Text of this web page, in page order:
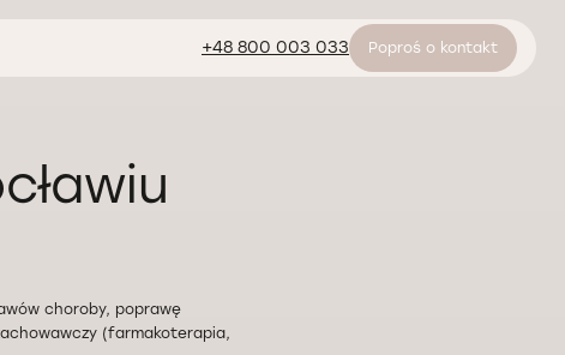
+48 800 003 033 Poproś o kontakt
choroby, poprawę
(farmakoterapia,